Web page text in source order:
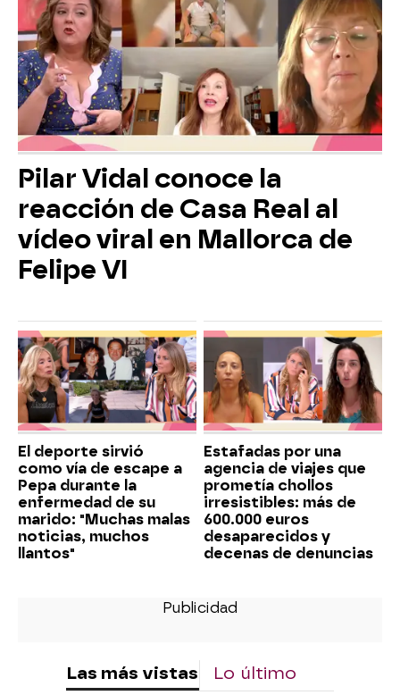
Pilar Vidal conoce la
reacción de Casa Real al
vídeo viral en Mallorca de
Felipe VI
El deporte sirvió
como vía de escape a
Pepa durante la
enfermedad de su
marido: "Muchas malas
noticias, muchos
llantos"
Estafadas por una
agencia de viajes que
prometía chollos
irresistibles: más de
600.000 euros
desaparecidos y
decenas de denuncias
Las más vistas Lo último